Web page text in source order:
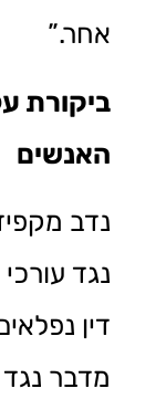
אחר.”
ביקורת
האנשים
נדב
נגד
דין
מדבר